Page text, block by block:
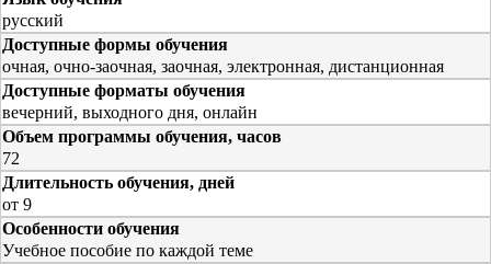
русский
Доступные формы обучения
очная, очно-заочная, заочная, электронная, дистанционная
Доступные форматы обучения
вечерний, выходного дня, онлайн
Объем программы обучения, часов
72
Длительность обучения, дней
от 9
Особенности обучения
Учебное пособие по каждой теме